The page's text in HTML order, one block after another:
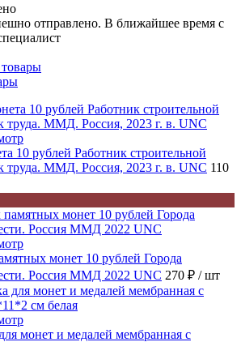
отправлено. В ближайшее время с
10 рублей Работник строительной
труда. ММД. Россия, 2023 г. в. UNC 110
монет 10 рублей Города
Россия ММД 2022 UNC 270 ₽ / шт
монет и медалей мембранная с